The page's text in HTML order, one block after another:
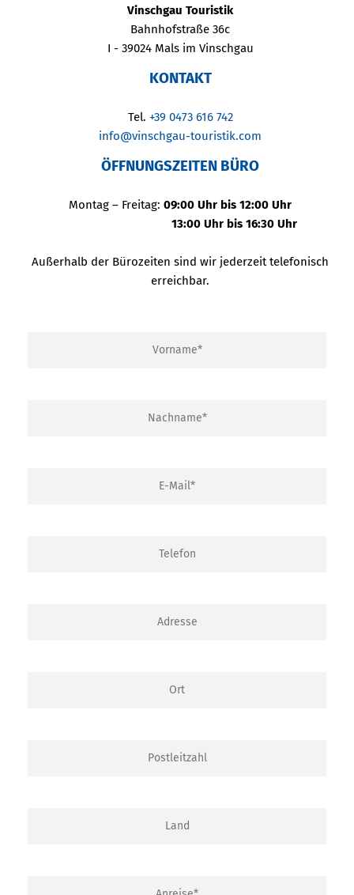
Vinschgau Touristik
Bahnhofstraße 36c
I - 39024 Mals im Vinschgau
KONTAKT
Tel. +39 0473 616 742
info@vinschgau-touristik.com
ÖFFNUNGSZEITEN BÜRO
Montag – Freitag:09:00 Uhr bis 12:00 Uhr
13:00 Uhr bis 16:30 Uhr
Außerhalb der Bürozeiten sind wir jederzeit telefonisch
erreichbar.